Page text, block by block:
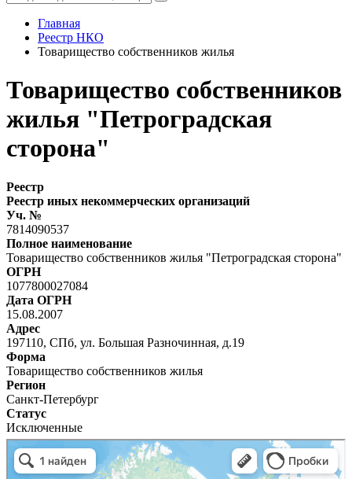
Главная
Реестр НКО
Товарищество собственников жилья
Товарищество собственников
жилья "Петроградская
сторона"
Реестр
Реестр иных некоммерческих организаций
Уч. №
7814090537
Полное наименование
Товарищество собственников жилья "Петроградская сторона"
ОГРН
1077800027084
Дата ОГРН
15.08.2007
Адрес
197110, СПб, ул. Большая Разночинная, д.19
Форма
Товарищество собственников жилья
Регион
Санкт-Петербург
Статус
Исключенные